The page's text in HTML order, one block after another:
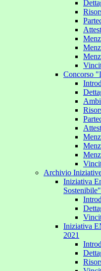
Concorso
Archivio
Iniziativa
Iniziativa
2021